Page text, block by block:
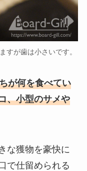
すが歯は小さいです。
が何を食べてい
、小型のサメや
な獲物を豪快に
で仕留められる